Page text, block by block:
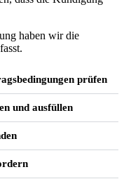
haben wir die
prüfen
und ausfüllen